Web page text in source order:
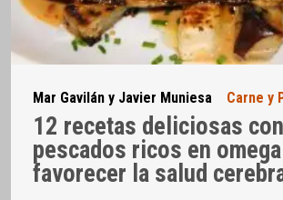
Mar Gavilán y Javier Muniesa Carne y
12 recetas deliciosas con
pescados ricos en
favorecer la salud